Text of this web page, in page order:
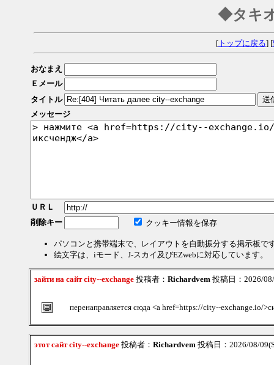
◆タキ
[トップに戻る] [
おなまえ
Ｅメール
タイトル
メッセージ
ＵＲＬ
削除キー
クッキー情報を保存
パソコンと携帯端末で、レイアウトを自動振分する掲示板で
絵文字は、iモード、J-スカイ及びEZwebに対応しています。
зайти на сайт city--exchange 投稿者： Richardvem 投稿日：2026/
перенаправляется сюда <a href=https://city--exchange.io/
этот сайт city--exchange 投稿者： Richardvem 投稿日：2026/08/